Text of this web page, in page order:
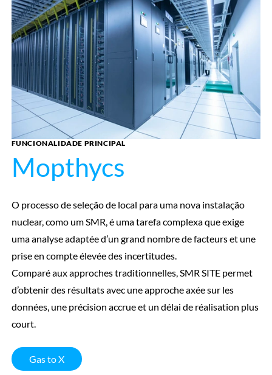
FUNCIONALIDADE PRINCIPAL
Mopthycs
O processo de seleção de local para uma nova instalação
nuclear, como um SMR, é uma tarefa complexa que exige
uma analyse adaptée d’un grand nombre de facteurs et une
prise en compte élevée des incertitudes.
Comparé aux approches traditionnelles, SMR SITE permet
d’obtenir des résultats avec une approche axée sur les
données, une précision accrue et un délai de réalisation plus
court.
Gas to X